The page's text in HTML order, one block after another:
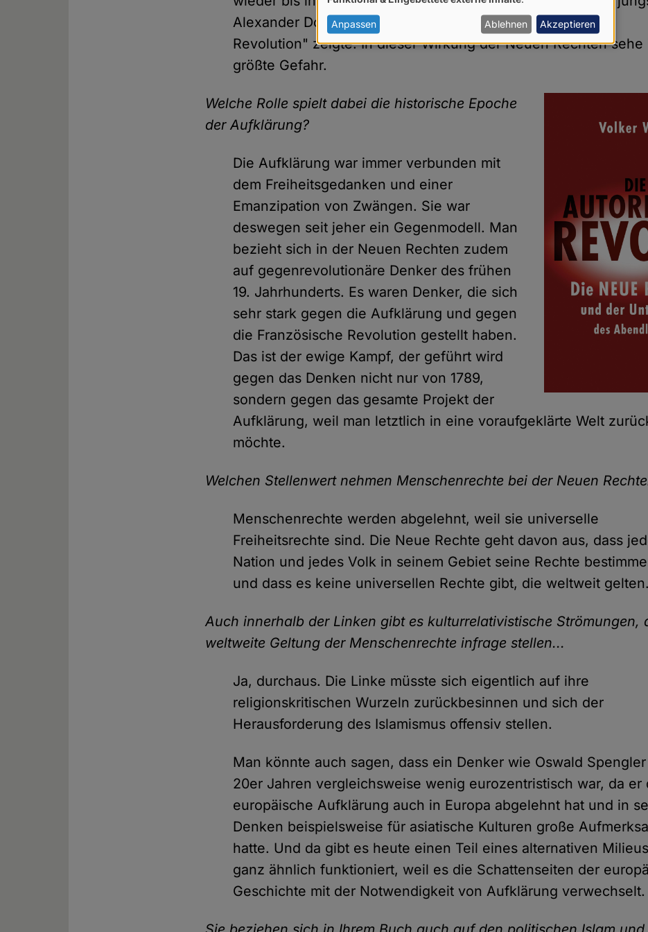
Alexander Dobrindts Rhetorik von einer "Konservativen
Revolution" zeigte. In dieser Wirkung der Neuen Rechten sehe
größte Gefahr.
Welche Rolle spielt dabei die historische Epoche
der Aufklärung?
Die Aufklärung war immer verbunden mit
dem Freiheitsgedanken und einer
Emanzipation von Zwängen. Sie war
deswegen seit jeher ein Gegenmodell. Man
bezieht sich in der Neuen Rechten zudem
auf gegenrevolutionäre Denker des frühen
19. Jahrhunderts. Es waren Denker, die sich
sehr stark gegen die Aufklärung und gegen
die Französische Revolution gestellt haben.
Das ist der ewige Kampf, der geführt wird
gegen das Denken nicht nur von 1789,
sondern gegen das gesamte Projekt der
Aufklärung, weil man letztlich in eine voraufgeklärte Welt
möchte.
Welchen Stellenwert nehmen Menschenrechte bei der Neuen
Menschenrechte werden abgelehnt, weil sie universelle
Freiheitsrechte sind. Die Neue Rechte geht davon aus, dass
Nation und jedes Volk in seinem Gebiet seine Rechte
und dass es keine universellen Rechte gibt, die weltweit gelten.
Auch innerhalb der Linken gibt es kulturrelativistische Strömungen,
weltweite Geltung der Menschenrechte infrage stellen...
Ja, durchaus. Die Linke müsste sich eigentlich auf ihre
religionskritischen Wurzeln zurückbesinnen und sich der
Herausforderung des Islamismus offensiv stellen.
Man könnte auch sagen, dass ein Denker wie Oswald
20er Jahren vergleichsweise wenig eurozentristisch war, da er
europäische Aufklärung auch in Europa abgelehnt hat und in
Denken beispielsweise für asiatische Kulturen große
hatte. Und da gibt es heute einen Teil eines alternativen
ganz ähnlich funktioniert, weil es die Schattenseiten der
Geschichte mit der Notwendigkeit von Aufklärung verwechselt.
von
personenbezogenen
Daten
Anpassen Ablehnen Akzeptieren